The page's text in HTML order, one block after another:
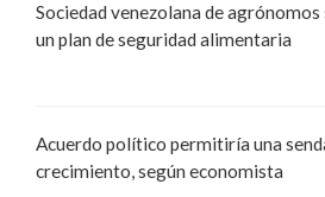
Sociedad venezolana de
un plan de seguridad alimentaria
Acuerdo político permitiría una
crecimiento, según economista